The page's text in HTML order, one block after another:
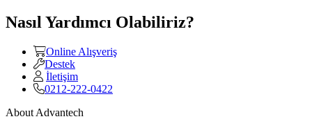
Nasıl Yardımcı Olabiliriz?
Online Alışveriş
Destek
İletişim
0212-222-0422
About Advantech